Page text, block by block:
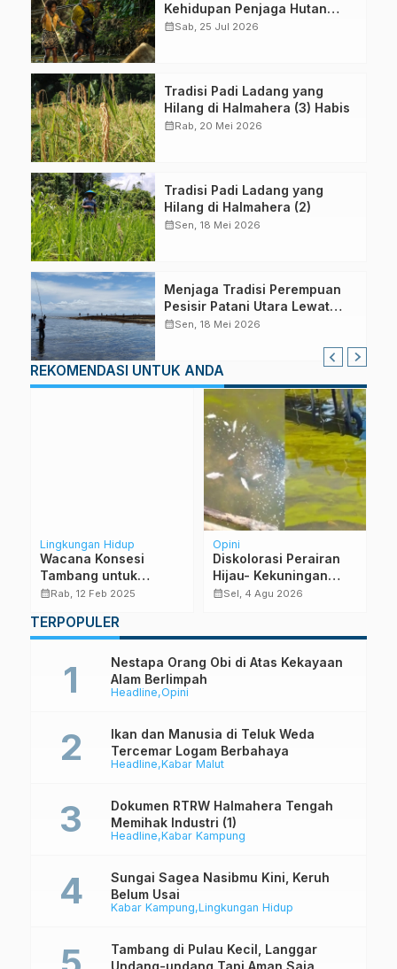
Kehidupan Penjaga Hutan
Halmahera
calendar_monthSab, 25 Jul 2026
Tradisi Padi Ladang yang
Hilang di Halmahera (3) Habis
calendar_monthRab, 20 Mei 2026
Tradisi Padi Ladang yang
Hilang di Halmahera (2)
calendar_monthSen, 18 Mei 2026
Menjaga Tradisi Perempuan
Pesisir Patani Utara Lewat
Lomba VAUF
calendar_monthSen, 18 Mei 2026
REKOMENDASI UNTUK ANDA
Lingkungan Hidup
Wacana Konsesi
Tambang untuk
Kampus Harus Ditolak
calendar_monthRab, 12 Feb 2025
Opini
Diskolorasi Perairan
Hijau- Kekuningan
yang Berbau dan
Dugaan Dampak
Antropogenik dan
calendar_monthSel, 4 Agu 2026
TERPOPULER
Headline Opini
Nestapa Orang Obi di Atas Kekayaan
Alam Berlimpah
Headline Kabar Malut
Ikan dan Manusia di Teluk Weda
Tercemar Logam Berbahaya
Headline Kabar Kampung
Dokumen RTRW Halmahera Tengah
Memihak Industri (1)
Kabar Kampung Lingkungan Hidup
Sungai Sagea Nasibmu Kini, Keruh
Belum Usai
Tambang di Pulau Kecil, Langgar
Undang-undang Tapi Aman Saja